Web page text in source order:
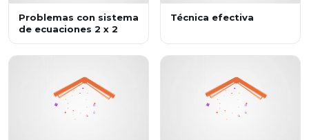
Problemas con sistema
de ecuaciones 2 x 2
Técnica efectiva